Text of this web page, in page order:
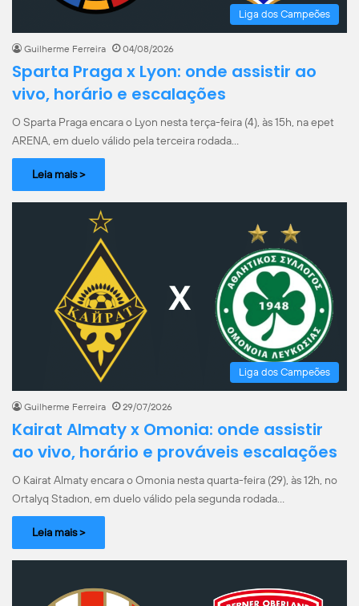
Liga dos Campeões
Guilherme Ferreira 04/08/2026
Sparta Praga x Lyon: onde assistir ao
vivo, horário e escalações
O Sparta Praga encara o Lyon nesta terça-feira (4), às 15h, na epet
ARENA, em duelo válido pela terceira rodada…
Leia mais >
Liga dos Campeões
Guilherme Ferreira 29/07/2026
Kairat Almaty x Omonia: onde assistir
ao vivo, horário e prováveis escalações
O Kairat Almaty encara o Omonia nesta quarta-feira (29), às 12h, no
Ortalyq Stadıon, em duelo válido pela segunda rodada…
Leia mais >